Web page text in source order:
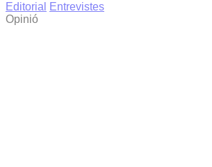
Editorial
Entrevistes
Opinió